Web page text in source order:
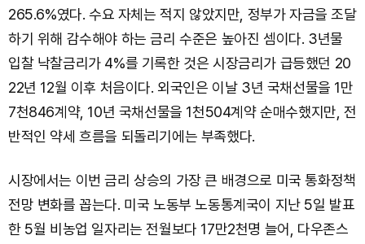
265.6%였다. 수요 자체는 적지 않았지만, 정부가 자금을 조달
하기 위해 감수해야 하는 금리 수준은 높아진 셈이다. 3년물
입찰 낙찰금리가 4%를 기록한 것은 시장금리가 급등했던 20
22년 12월 이후 처음이다. 외국인은 이날 3년 국채선물을 1만
7천846계약, 10년 국채선물을 1천504계약 순매수했지만, 전
반적인 약세 흐름을 되돌리기에는 부족했다.
시장에서는 이번 금리 상승의 가장 큰 배경으로 미국 통화정책
전망 변화를 꼽는다. 미국 노동부 노동통계국이 지난 5일 발표
한 5월 비농업 일자리는 전월보다 17만2천명 늘어, 다우존스